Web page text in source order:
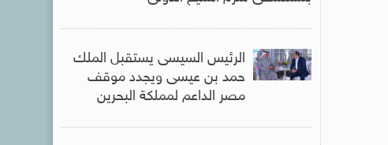
الرئيس السيسى يستقبل الملك
حمد بن عيسى ويجدد موقف
مصر الداعم لمملكة البحرين